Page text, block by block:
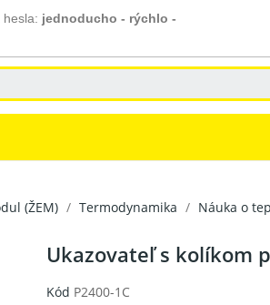
jednoducho - rýchlo -
(ŽEM) Termodynamika Náuka o
Ukazovateľ s kolíkom
Kód P2400-1C